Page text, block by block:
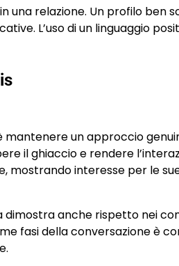
una relazione. Un profilo ben
L’uso di un linguaggio
un approccio
il ghiaccio e rendere
interesse per le
dimostra anche rispetto nei
fasi della conversazione è